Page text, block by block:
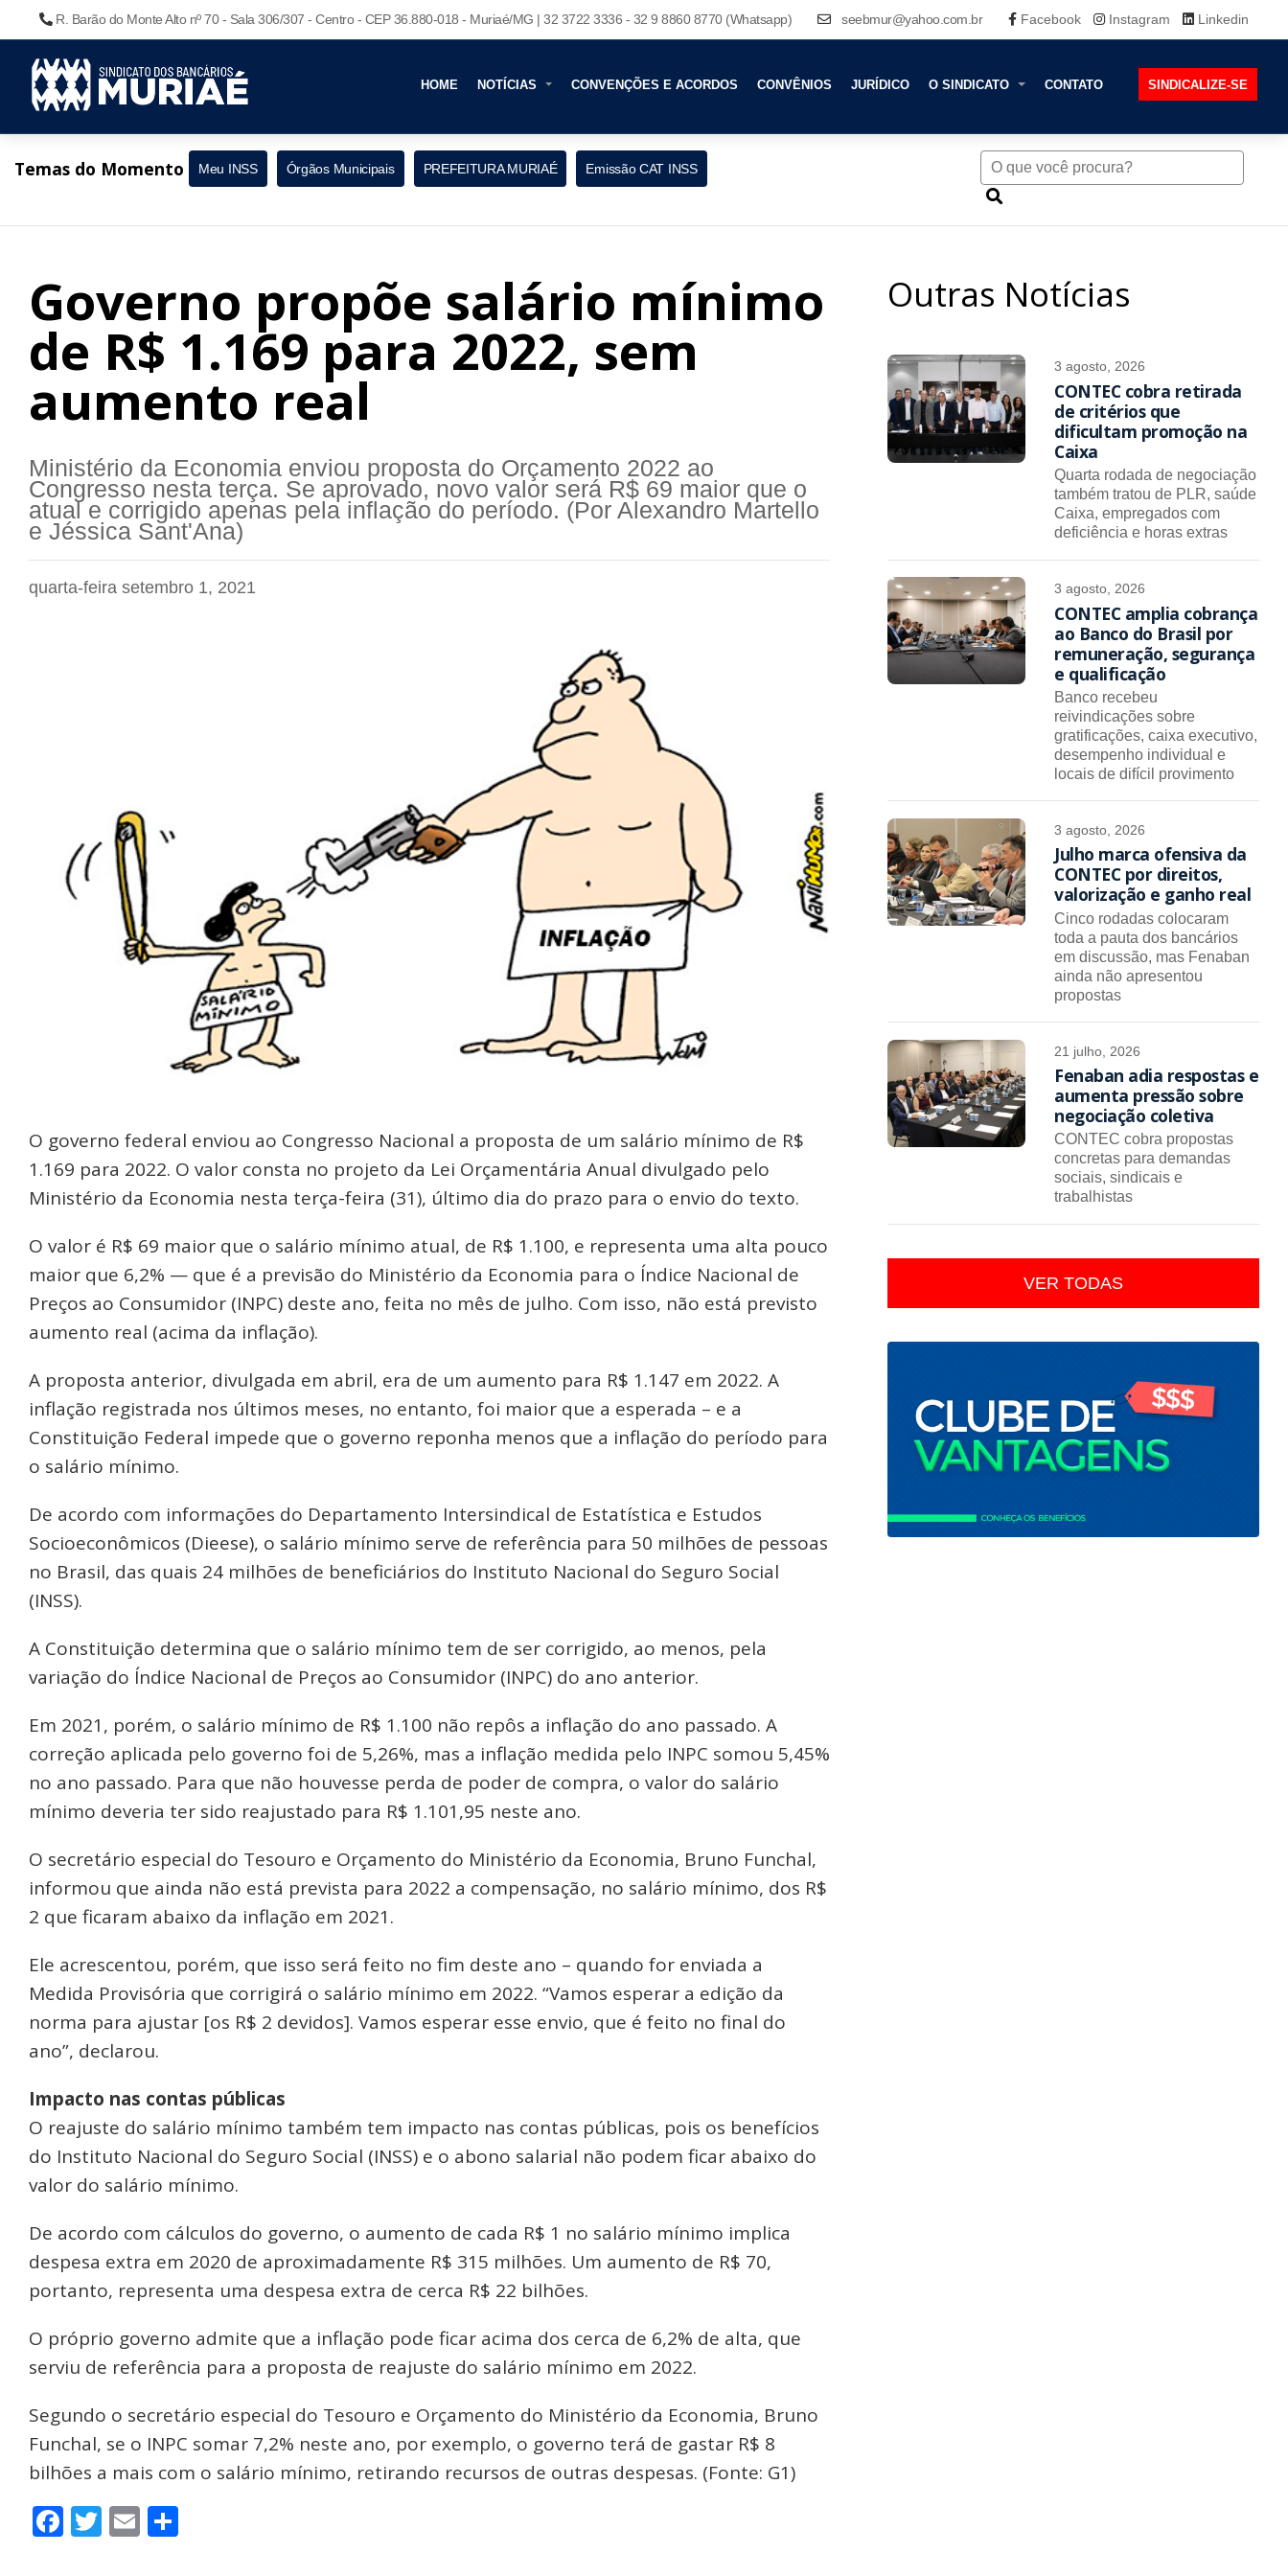
R. Barão do Monte Alto nº 70 - Sala 306/307 - Centro - CEP 36.880-018 - Muriaé/MG | 32 3722 3336 - 32 9 8860 8770 (Whatsapp) seebmur@yahoo.com.br Facebook Instagram Linkedin
HOME NOTÍCIAS CONVENÇÕES E ACORDOS CONVÊNIOS JURÍDICO O SINDICATO CONTATO SINDICALIZE-SE
Temas do Momento Meu INSS Órgãos Municipais PREFEITURA MURIAÉ Emissão CAT INSS
Governo propõe salário mínimo
de R$ 1.169 para 2022, sem
aumento real
Ministério da Economia enviou proposta do Orçamento 2022 ao
Congresso nesta terça. Se aprovado, novo valor será R$ 69 maior que o
atual e corrigido apenas pela inflação do período. (Por Alexandro Martello
e Jéssica Sant'Ana)
quarta-feira setembro 1, 2021
O governo federal enviou ao Congresso Nacional a proposta de um salário mínimo de R$
1.169 para 2022. O valor consta no projeto da Lei Orçamentária Anual divulgado pelo
Ministério da Economia nesta terça-feira (31), último dia do prazo para o envio do texto.
O valor é R$ 69 maior que o salário mínimo atual, de R$ 1.100, e representa uma alta pouco
maior que 6,2% — que é a previsão do Ministério da Economia para o Índice Nacional de
Preços ao Consumidor (INPC) deste ano, feita no mês de julho. Com isso, não está previsto
aumento real (acima da inflação).
A proposta anterior, divulgada em abril, era de um aumento para R$ 1.147 em 2022. A
inflação registrada nos últimos meses, no entanto, foi maior que a esperada – e a
Constituição Federal impede que o governo reponha menos que a inflação do período para
o salário mínimo.
De acordo com informações do Departamento Intersindical de Estatística e Estudos
Socioeconômicos (Dieese), o salário mínimo serve de referência para 50 milhões de pessoas
no Brasil, das quais 24 milhões de beneficiários do Instituto Nacional do Seguro Social
(INSS).
A Constituição determina que o salário mínimo tem de ser corrigido, ao menos, pela
variação do Índice Nacional de Preços ao Consumidor (INPC) do ano anterior.
Em 2021, porém, o salário mínimo de R$ 1.100 não repôs a inflação do ano passado. A
correção aplicada pelo governo foi de 5,26%, mas a inflação medida pelo INPC somou 5,45%
no ano passado. Para que não houvesse perda de poder de compra, o valor do salário
mínimo deveria ter sido reajustado para R$ 1.101,95 neste ano.
O secretário especial do Tesouro e Orçamento do Ministério da Economia, Bruno Funchal,
informou que ainda não está prevista para 2022 a compensação, no salário mínimo, dos R$
2 que ficaram abaixo da inflação em 2021.
Ele acrescentou, porém, que isso será feito no fim deste ano – quando for enviada a
Medida Provisória que corrigirá o salário mínimo em 2022. “Vamos esperar a edição da
norma para ajustar [os R$ 2 devidos]. Vamos esperar esse envio, que é feito no final do
ano”, declarou.
Impacto nas contas públicas
O reajuste do salário mínimo também tem impacto nas contas públicas, pois os benefícios
do Instituto Nacional do Seguro Social (INSS) e o abono salarial não podem ficar abaixo do
valor do salário mínimo.
De acordo com cálculos do governo, o aumento de cada R$ 1 no salário mínimo implica
despesa extra em 2020 de aproximadamente R$ 315 milhões. Um aumento de R$ 70,
portanto, representa uma despesa extra de cerca R$ 22 bilhões.
O próprio governo admite que a inflação pode ficar acima dos cerca de 6,2% de alta, que
serviu de referência para a proposta de reajuste do salário mínimo em 2022.
Segundo o secretário especial do Tesouro e Orçamento do Ministério da Economia, Bruno
Funchal, se o INPC somar 7,2% neste ano, por exemplo, o governo terá de gastar R$ 8
bilhões a mais com o salário mínimo, retirando recursos de outras despesas. (Fonte: G1)
Facebook
Twitter
Email
Outras Notícias
3 agosto, 2026
CONTEC cobra retirada
de critérios que
dificultam promoção na
Caixa
Quarta rodada de negociação
também tratou de PLR, saúde
Caixa, empregados com
deficiência e horas extras
3 agosto, 2026
CONTEC amplia cobrança
ao Banco do Brasil por
remuneração, segurança
e qualificação
Banco recebeu
reivindicações sobre
gratificações, caixa executivo,
desempenho individual e
locais de difícil provimento
3 agosto, 2026
Julho marca ofensiva da
CONTEC por direitos,
valorização e ganho real
Cinco rodadas colocaram
toda a pauta dos bancários
em discussão, mas Fenaban
ainda não apresentou
propostas
21 julho, 2026
Fenaban adia respostas e
aumenta pressão sobre
negociação coletiva
CONTEC cobra propostas
concretas para demandas
sociais, sindicais e
trabalhistas
VER TODAS